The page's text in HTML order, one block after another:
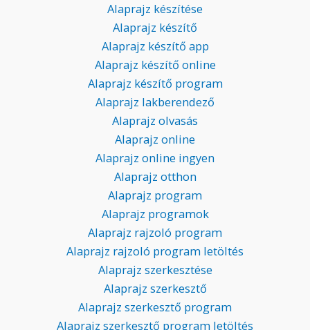
Alaprajz készítése
Alaprajz készítő
Alaprajz készítő app
Alaprajz készítő online
Alaprajz készítő program
Alaprajz lakberendező
Alaprajz olvasás
Alaprajz online
Alaprajz online ingyen
Alaprajz otthon
Alaprajz program
Alaprajz programok
Alaprajz rajzoló program
Alaprajz rajzoló program letöltés
Alaprajz szerkesztése
Alaprajz szerkesztő
Alaprajz szerkesztő program
Alaprajz szerkesztő program letöltés